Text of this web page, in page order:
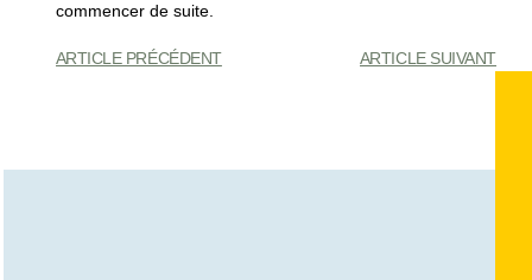
commencer de suite.
ARTICLE PRÉCÉDENT ARTICLE SUIVANT